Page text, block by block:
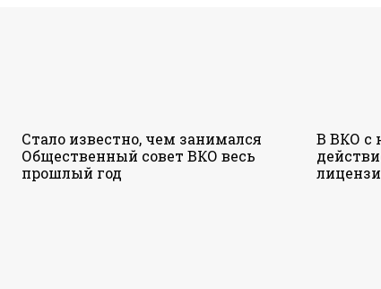
Стало известно, чем занимался
Общественный совет ВКО весь
прошлый год
В ВКО с